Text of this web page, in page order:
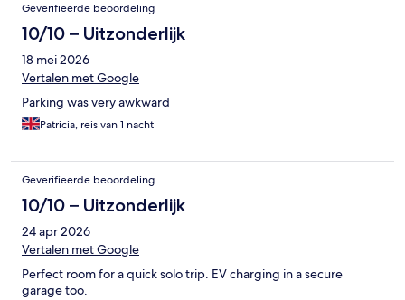
Geverifieerde beoordeling
10/10 – Uitzonderlijk
18 mei 2026
Vertalen met Google
Parking was very awkward
Patricia, reis van 1 nacht
Geverifieerde beoordeling
10/10 – Uitzonderlijk
24 apr 2026
Vertalen met Google
Perfect room for a quick solo trip. EV charging in a secure
garage too.